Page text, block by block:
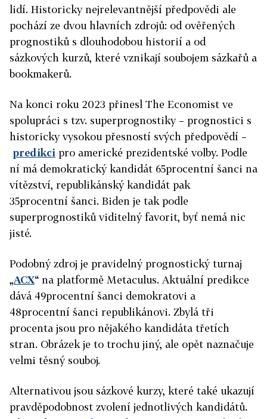
lidí. Historicky nejrelevantnější předpovědi ale
pochází ze dvou hlavních zdrojů: od ověřených
prognostiků s dlouhodobou historií a od
sázkových kurzů, které vznikají soubojem sázkařů a
bookmakerů.
Na konci roku 2023 přinesl The Economist ve
spolupráci s tzv. superprognostiky – prognostici s
historicky vysokou přesností svých předpovědí –
predikci pro americké prezidentské volby. Podle
ní má demokratický kandidát 65procentní šanci na
vítězství, republikánský kandidát pak
35procentní šanci. Biden je tak podle
superprognostiků viditelný favorit, byť nemá nic
jisté.
Podobný zdroj je pravidelný prognostický turnaj
„ACX“ na platformě Metaculus. Aktuální predikce
dává 49procentní šanci demokratovi a
48procentní šanci republikánovi. Zbylá tři
procenta jsou pro nějakého kandidáta třetích
stran. Obrázek je to trochu jiný, ale opět naznačuje
velmi těsný souboj.
Alternativou jsou sázkové kurzy, které také ukazují
pravděpodobnost zvolení jednotlivých kandidátů.